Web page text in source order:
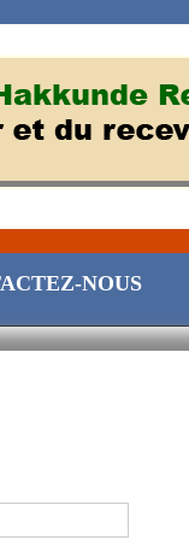
NOUS